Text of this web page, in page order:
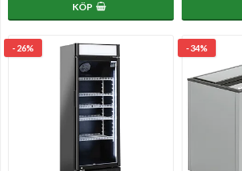
KÖP
- 26% - 34%